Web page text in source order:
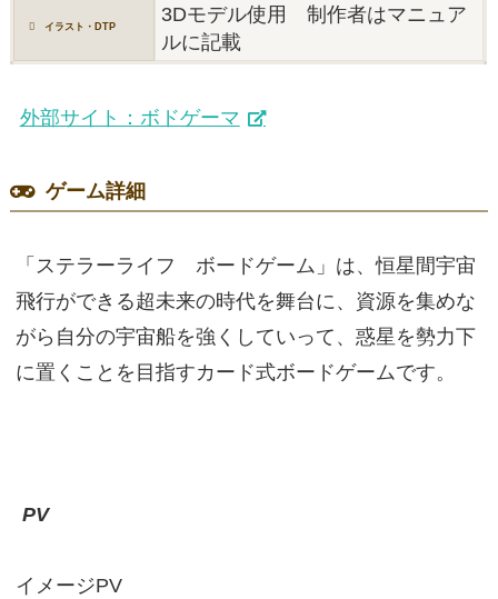
イラスト・DTP
3Dモデル使用 制作者はマニュア
ルに記載
外部サイト：ボドゲーマ
ゲーム詳細
「ステラーライフ ボードゲーム」は、恒星間宇宙
飛行ができる超未来の時代を舞台に、資源を集めな
がら自分の宇宙船を強くしていって、惑星を勢力下
に置くことを目指すカード式ボードゲームです。
PV
イメージPV